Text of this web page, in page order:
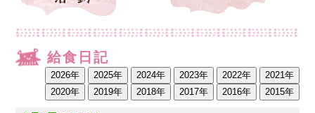
給食日記